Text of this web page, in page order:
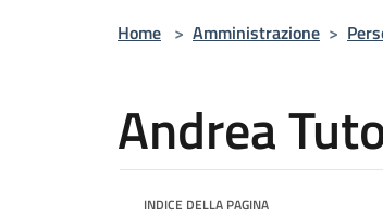
Home > Amministrazione >
Andrea
INDICE DELLA PAGINA